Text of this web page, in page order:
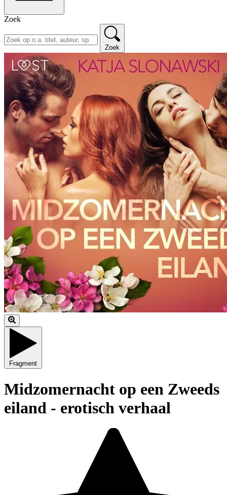
Zoek
Zoek
Fragment
Midzomernacht op een Zweeds
eiland - erotisch verhaal